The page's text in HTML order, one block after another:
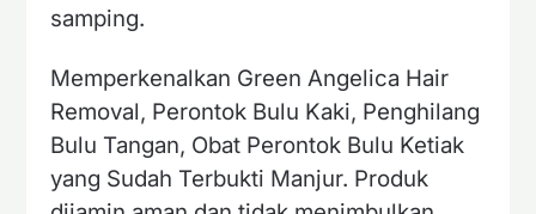
samping.
Memperkenalkan Green Angelica Hair
Removal, Perontok Bulu Kaki, Penghilang
Bulu Tangan, Obat Perontok Bulu Ketiak
yang Sudah Terbukti Manjur. Produk